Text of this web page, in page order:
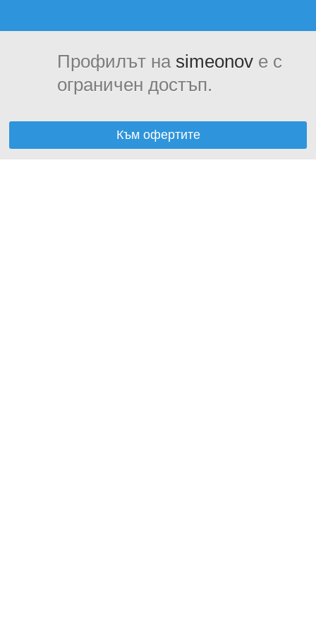
Профилът на simeonov е с
ограничен достъп.
Към офертите